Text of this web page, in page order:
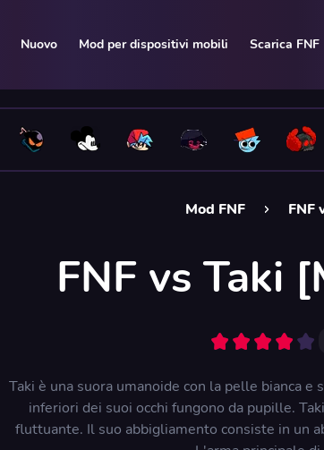
Nuovo Mod per dispositivi mobili Scarica FNF
Mod FNF FNF
FNF vs Taki
Taki è una suora umanoide con la pelle bianca
inferiori dei suoi occhi fungono da pupille.
fluttuante. Il suo abbigliamento consiste in un